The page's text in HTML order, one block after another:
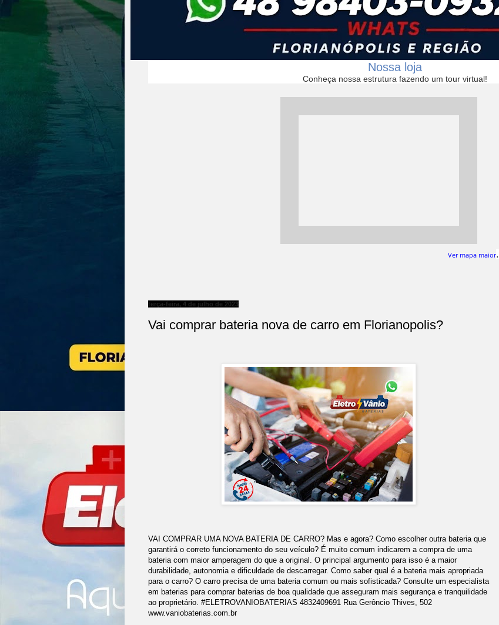
Nossa loja
Conheça nossa estrutura fazendo um tour virtual!
Ver mapa maior.
terça-feira, 4 de julho de 2023
Vai comprar bateria nova de carro em Florianopolis?
VAI COMPRAR UMA NOVA BATERIA DE CARRO? Mas e agora? Como escolher outra bateria que
garantirá o correto funcionamento do seu veículo? É muito comum indicarem a compra de uma
bateria com maior amperagem do que a original. O principal argumento para isso é a maior
durabilidade, autonomia e dificuldade de descarregar. Como saber qual é a bateria mais apropriada
para o carro? O carro precisa de uma bateria comum ou mais sofisticada? Consulte um especialista
em baterias para comprar baterias de boa qualidade que asseguram mais segurança e tranquilidade
ao proprietário. #ELETROVANIOBATERIAS 4832409691 Rua Gerôncio Thives, 502
www.vaniobaterias.com.br